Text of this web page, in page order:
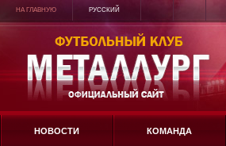
НА ГЛАВНУЮ РУССКИЙ
НОВОСТИ КОМАНДА